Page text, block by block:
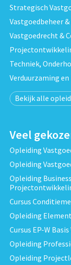
Strategisch
Vastgoedbeheer
Vastgoedrecht &
Techniek,
Verduurzaming
Bekijk alle
Veel
Opleiding
Opleiding
Opleiding
Cursus
Opleiding
Cursus EP-W
Opleiding
Opleiding